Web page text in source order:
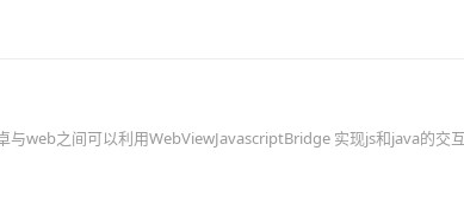
web之间可以利用WebViewJavascriptBridge 实现js和java的交